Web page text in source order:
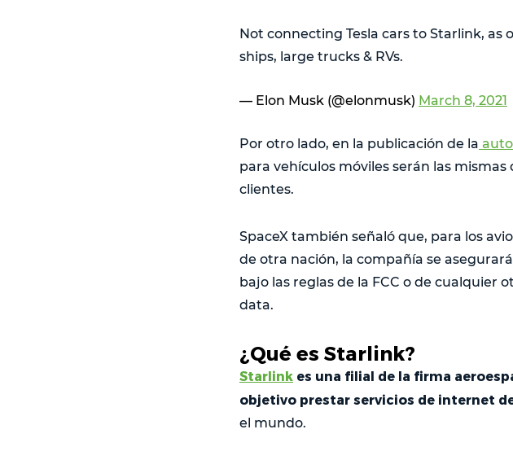
Not connecting Tesla cars to Starlink,
ships, large trucks & RVs.
— Elon Musk (@elonmusk) March 8, 2021
Por otro lado, en la publicación de la
para vehículos móviles serán las
clientes.
SpaceX también señaló que, para los
de otra nación, la compañía se
bajo las reglas de la FCC o de
data.
¿Qué es Starlink?
Starlink es una filial de la firma
objetivo prestar servicios de internet
el mundo.